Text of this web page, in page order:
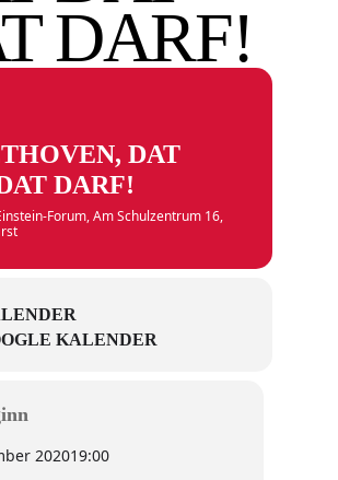
DARF!
DAT
DARF!
Forum, Am Schulzentrum 16,
KALENDER
202019:00